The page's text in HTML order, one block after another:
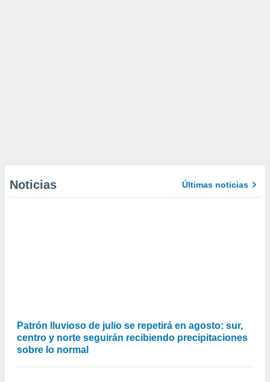
Noticias Últimas noticias
Patrón lluvioso de julio se repetirá en agosto: sur,
centro y norte seguirán recibiendo precipitaciones
sobre lo normal